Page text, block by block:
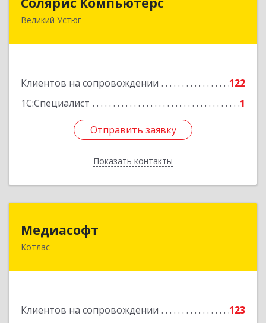
Великий Устюг
Клиентов на сопровождении
122
1С:Специалист
1
Отправить заявку
Показать контакты
162390, Вологодская обл, Великий Устюг г,
Отправить заявку
Назад
Медиасофт
Котлас
Клиентов на сопровождении
123